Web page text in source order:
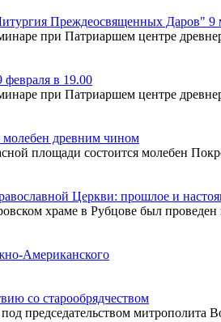
Преждеосвященных Даров" 9
при Патриаршем центре
в 19.00
при Патриаршем центре
молебен древним чином
площади состоится молебен
Церкви: прошлое и
храме в Рубцове был
Американского
со старообрядчеством
председательством